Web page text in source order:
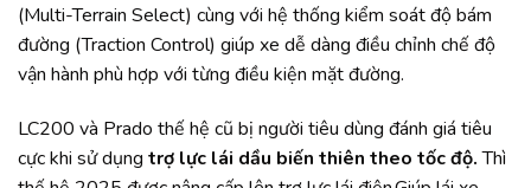
(Multi-Terrain Select) cùng với hệ thống kiểm soát độ bám
đường (Traction Control) giúp xe dễ dàng điều chỉnh chế độ
vận hành phù hợp với từng điều kiện mặt đường.
LC200 và Prado thế hệ cũ bị người tiêu dùng đánh giá tiêu
cực khi sử dụng trợ lực lái dầu biến thiên theo tốc độ.Thì